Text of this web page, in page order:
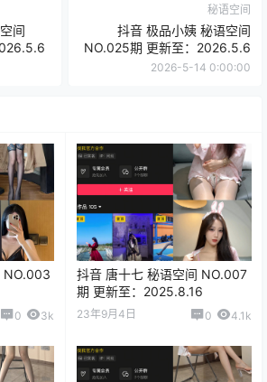
间
秘语空间
抖音 极品小姨 秘语空间
NO.025期 更新至：2026.5.6
2026-5-14 0:00:00
NO.003
0 3k
抖音 唐十七 秘语空间 NO.007
期 更新至：2025.8.16
23年9月4日 0 4.1k